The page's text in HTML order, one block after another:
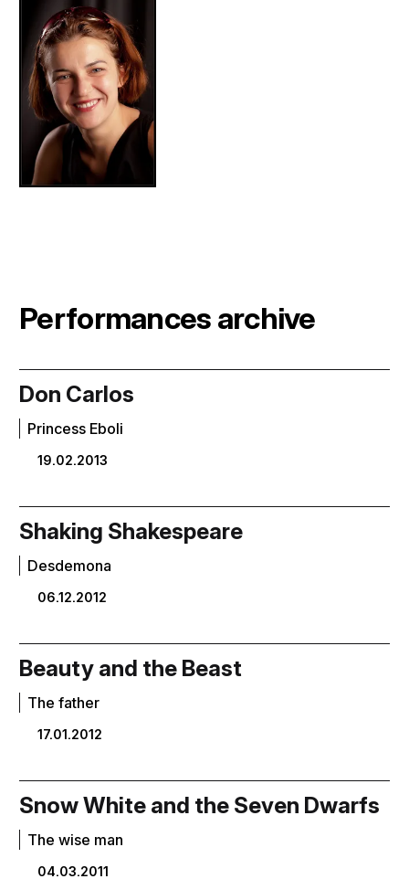
Performances archive
Don Carlos
Princess Eboli
19.02.2013
Shaking Shakespeare
Desdemona
06.12.2012
Beauty and the Beast
The father
17.01.2012
Snow White and the Seven Dwarfs
The wise man
04.03.2011